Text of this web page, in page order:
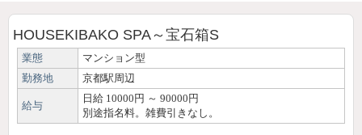
HOUSEKIBAKO SPA～宝石箱S
業態
マンション型
勤務地
京都駅周辺
給与
日給 10000円 ～ 90000円
別途指名料。雑費引きなし。